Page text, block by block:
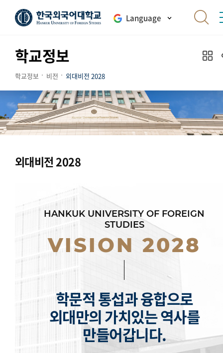
Language
학교정보
학교정보 비전 외대비전 2028
외대비전 2028
HANKUK UNIVERSITY OF FOREIGN
STUDIES
VISION 2028
학문적 통섭과 융합으로
외대만의 가치있는 역사를
만들어갑니다.